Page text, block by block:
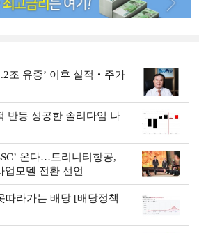
조 유증’ 이후 실적‧주가
반등 성공한 솔리다임 나
온다…트리니티항공,
업모델 전환 선언
따라가는 배당 [배당정책